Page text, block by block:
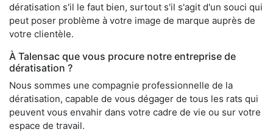
dératisation s'il le faut bien, surtout s'il s'agit d'un souci qui
peut poser problème à votre image de marque auprès de
votre clientèle.
À Talensac que vous procure notre entreprise de
dératisation ?
Nous sommes une compagnie professionnelle de la
dératisation, capable de vous dégager de tous les rats qui
peuvent vous envahir dans votre cadre de vie ou sur votre
espace de travail.